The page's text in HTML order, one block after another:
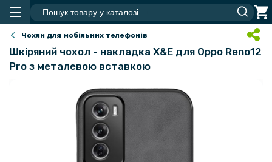
Чохли для мобільних телефонів
Шкіряний чохол - накладка X&E для Oppo Reno12
Pro​ з металевою вставкою